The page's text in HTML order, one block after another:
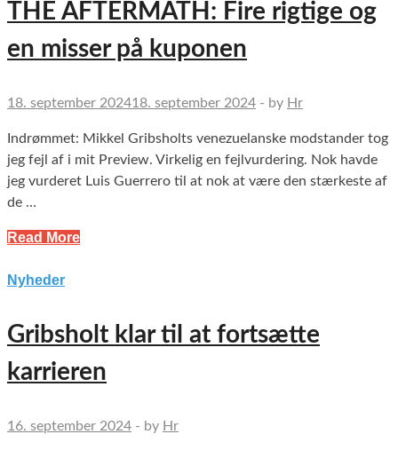
THE AFTERMATH: Fire rigtige og
en misser på kuponen
18. september 202418. september 2024 - by Hr
Indrømmet: Mikkel Gribsholts venezuelanske modstander tog
jeg fejl af i mit Preview. Virkelig en fejlvurdering. Nok havde
jeg vurderet Luis Guerrero til at nok at være den stærkeste af
de …
Read More
Nyheder
Gribsholt klar til at fortsætte
karrieren
16. september 2024 - by Hr